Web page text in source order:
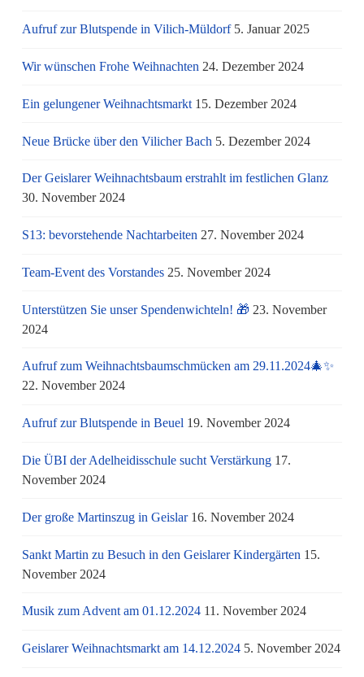
Aufruf zur Blutspende in Vilich-Müldorf 5. Januar 2025
Wir wünschen Frohe Weihnachten 24. Dezember 2024
Ein gelungener Weihnachtsmarkt 15. Dezember 2024
Neue Brücke über den Vilicher Bach 5. Dezember 2024
Der Geislarer Weihnachtsbaum erstrahlt im festlichen Glanz
30. November 2024
S13: bevorstehende Nachtarbeiten 27. November 2024
Team-Event des Vorstandes 25. November 2024
Unterstützen Sie unser Spendenwichteln! 🎁 23. November
2024
Aufruf zum Weihnachtsbaumschmücken am 29.11.2024🎄✨
22. November 2024
Aufruf zur Blutspende in Beuel 19. November 2024
Die ÜBI der Adelheidisschule sucht Verstärkung 17.
November 2024
Der große Martinszug in Geislar 16. November 2024
Sankt Martin zu Besuch in den Geislarer Kindergärten 15.
November 2024
Musik zum Advent am 01.12.2024 11. November 2024
Geislarer Weihnachtsmarkt am 14.12.2024 5. November 2024